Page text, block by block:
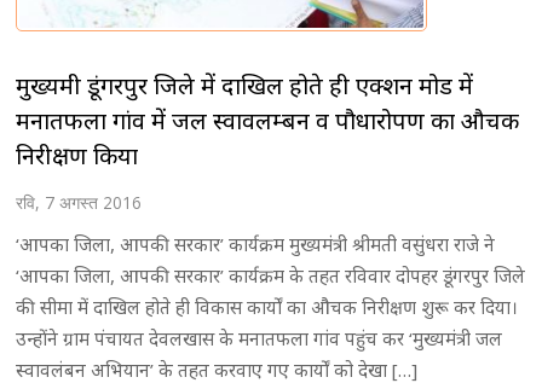
मुख्यमंत्री डूंगरपुर जिले में दाखिल होते ही एक्शन मोड में
मनातफला गांव में जल स्वावलम्बन व पौधारोपण का औचक
निरीक्षण किया
रवि, 7 अगस्त 2016
‘आपका जिला, आपकी सरकार’ कार्यक्रम मुख्यमंत्री श्रीमती वसुंधरा राजे ने
‘आपका जिला, आपकी सरकार’ कार्यक्रम के तहत रविवार दोपहर डूंगरपुर जिले
की सीमा में दाखिल होते ही विकास कार्यों का औचक निरीक्षण शुरू कर दिया।
उन्होंने ग्राम पंचायत देवलखास के मनातफला गांव पहुंच कर ‘मुख्यमंत्री जल
स्वावलंबन अभियान’ के तहत करवाए गए कार्यों को देखा […]